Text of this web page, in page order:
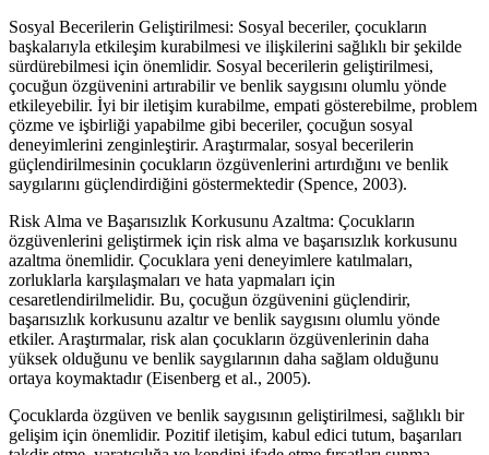
Sosyal Becerilerin Geliştirilmesi: Sosyal beceriler, çocukların
başkalarıyla etkileşim kurabilmesi ve ilişkilerini sağlıklı bir şekilde
sürdürebilmesi için önemlidir. Sosyal becerilerin geliştirilmesi,
çocuğun özgüvenini artırabilir ve benlik saygısını olumlu yönde
etkileyebilir. İyi bir iletişim kurabilme, empati gösterebilme, problem
çözme ve işbirliği yapabilme gibi beceriler, çocuğun sosyal
deneyimlerini zenginleştirir. Araştırmalar, sosyal becerilerin
güçlendirilmesinin çocukların özgüvenlerini artırdığını ve benlik
saygılarını güçlendirdiğini göstermektedir (Spence, 2003).
Risk Alma ve Başarısızlık Korkusunu Azaltma: Çocukların
özgüvenlerini geliştirmek için risk alma ve başarısızlık korkusunu
azaltma önemlidir. Çocuklara yeni deneyimlere katılmaları,
zorluklarla karşılaşmaları ve hata yapmaları için
cesaretlendirilmelidir. Bu, çocuğun özgüvenini güçlendirir,
başarısızlık korkusunu azaltır ve benlik saygısını olumlu yönde
etkiler. Araştırmalar, risk alan çocukların özgüvenlerinin daha
yüksek olduğunu ve benlik saygılarının daha sağlam olduğunu
ortaya koymaktadır (Eisenberg et al., 2005).
Çocuklarda özgüven ve benlik saygısının geliştirilmesi, sağlıklı bir
gelişim için önemlidir. Pozitif iletişim, kabul edici tutum, başarıları